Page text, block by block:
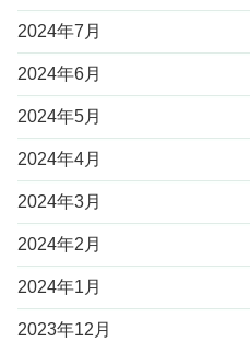
2024年7月
2024年6月
2024年5月
2024年4月
2024年3月
2024年2月
2024年1月
2023年12月